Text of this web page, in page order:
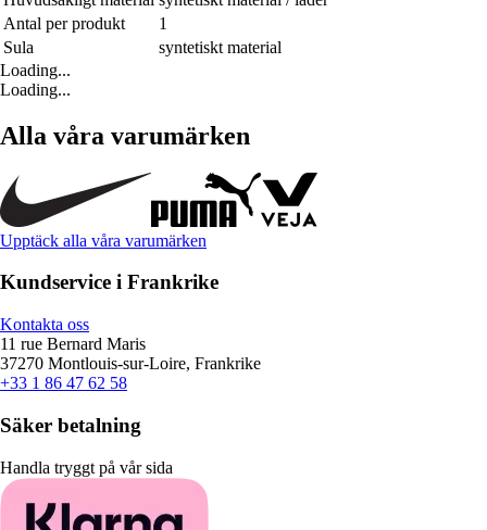
Antal per produkt
1
Sula
syntetiskt material
Loading...
Loading...
Alla våra varumärken
Upptäck alla våra varumärken
Kundservice i Frankrike
Kontakta oss
11 rue Bernard Maris
37270 Montlouis-sur-Loire, Frankrike
+33 1 86 47 62 58
Säker betalning
Handla tryggt på vår sida